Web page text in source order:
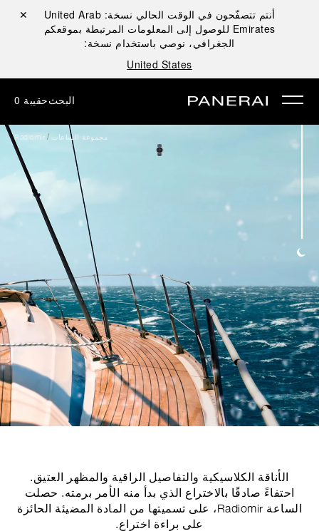
أنتم تتصفّحون في الوقت الحالي نسخة: United Arab
Emirates للوصول إلى المعلومات المرتبطة بموقعكم
الجغرافي، نوصي باستخدام نسخة:
United States
إغلاق ✕
البحثحقيبة 0
مجموعة الساعات /
Radiomir
الأناقة الكلاسيكية والتفاصيل الراقية والمظهر العتيق.
احتفاءً صادقًا بالاختراع الذي بدأ منه الأمر برمته. حصلت
الساعة Radiomir، على تسميتها من المادة المضيئة الحائزة
على براءة اختراع.